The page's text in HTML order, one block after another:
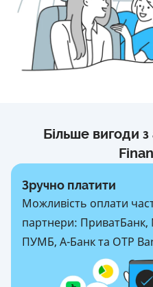
Більше вигоди
Зручно платити
Можливість оплати
партнери:
ПУМБ, А-Банк та OTP